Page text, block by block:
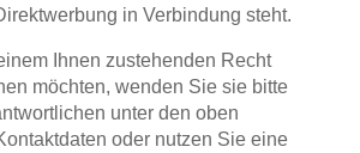
in Verbindung steht.
Ihnen zustehenden Recht
möchten, wenden Sie sie bitte
unter den oben
oder nutzen Sie eine